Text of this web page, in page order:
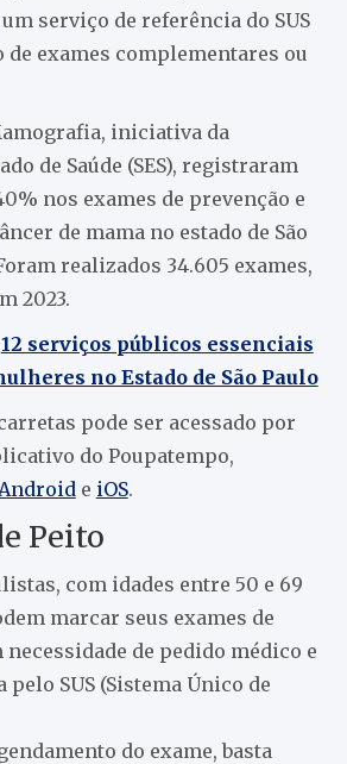
serviço de referência do SUS
de exames complementares ou
iniciativa da
de Saúde (SES), registraram
nos exames de prevenção e
de mama no estado de São
realizados 34.605 exames,
2023.
12 serviços públicos essenciais
no Estado de São Paulo
pode ser acessado por
do Poupatempo,
Android e iOS.
Peito
com idades entre 50 e 69
marcar seus exames de
de pedido médico e
SUS (Sistema Único de
do exame, basta